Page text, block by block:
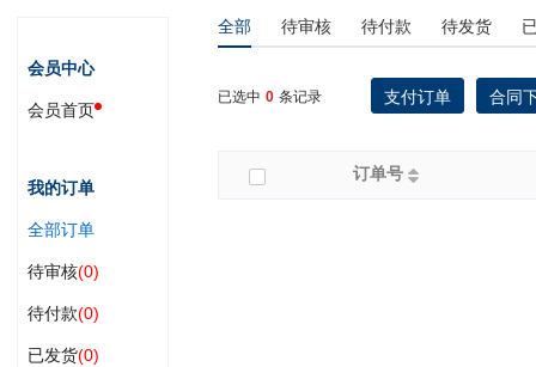
会员中心
会员首页
我的订单
全部订单
待审核(0)
待付款(0)
已发货(0)
全部 待审核 待付款 待发货
已选中 0 条记录 支付订单 合同
订单号